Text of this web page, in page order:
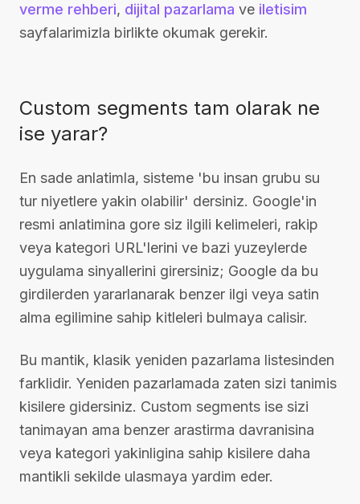
verme rehberi, dijital pazarlama ve iletisim
sayfalarimizla birlikte okumak gerekir.
Custom segments tam olarak ne
ise yarar?
En sade anlatimla, sisteme 'bu insan grubu su
tur niyetlere yakin olabilir' dersiniz. Google'in
resmi anlatimina gore siz ilgili kelimeleri, rakip
veya kategori URL'lerini ve bazi yuzeylerde
uygulama sinyallerini girersiniz; Google da bu
girdilerden yararlanarak benzer ilgi veya satin
alma egilimine sahip kitleleri bulmaya calisir.
Bu mantik, klasik yeniden pazarlama listesinden
farklidir. Yeniden pazarlamada zaten sizi tanimis
kisilere gidersiniz. Custom segments ise sizi
tanimayan ama benzer arastirma davranisina
veya kategori yakinligina sahip kisilere daha
mantikli sekilde ulasmaya yardim eder.